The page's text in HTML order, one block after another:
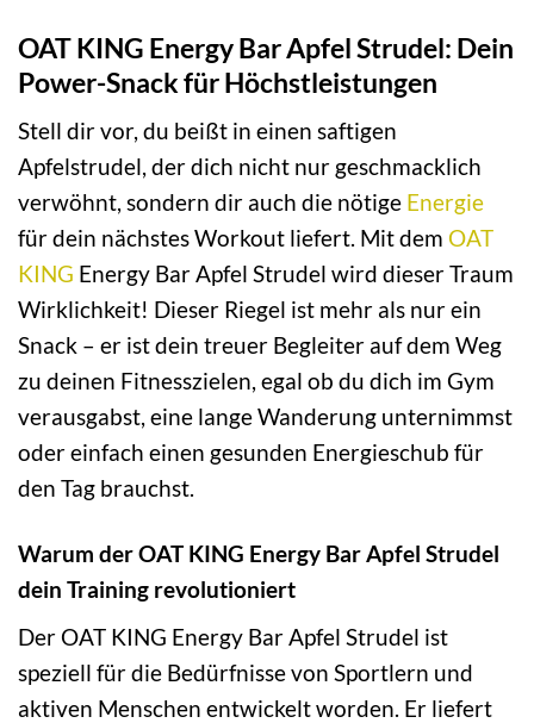
OAT KING Energy Bar Apfel Strudel: Dein
Power-Snack für Höchstleistungen
Stell dir vor, du beißt in einen saftigen
Apfelstrudel, der dich nicht nur geschmacklich
verwöhnt, sondern dir auch die nötige Energie
für dein nächstes Workout liefert. Mit dem OAT
KING Energy Bar Apfel Strudel wird dieser Traum
Wirklichkeit! Dieser Riegel ist mehr als nur ein
Snack – er ist dein treuer Begleiter auf dem Weg
zu deinen Fitnesszielen, egal ob du dich im Gym
verausgabst, eine lange Wanderung unternimmst
oder einfach einen gesunden Energieschub für
den Tag brauchst.
Warum der OAT KING Energy Bar Apfel Strudel
dein Training revolutioniert
Der OAT KING Energy Bar Apfel Strudel ist
speziell für die Bedürfnisse von Sportlern und
aktiven Menschen entwickelt worden. Er liefert